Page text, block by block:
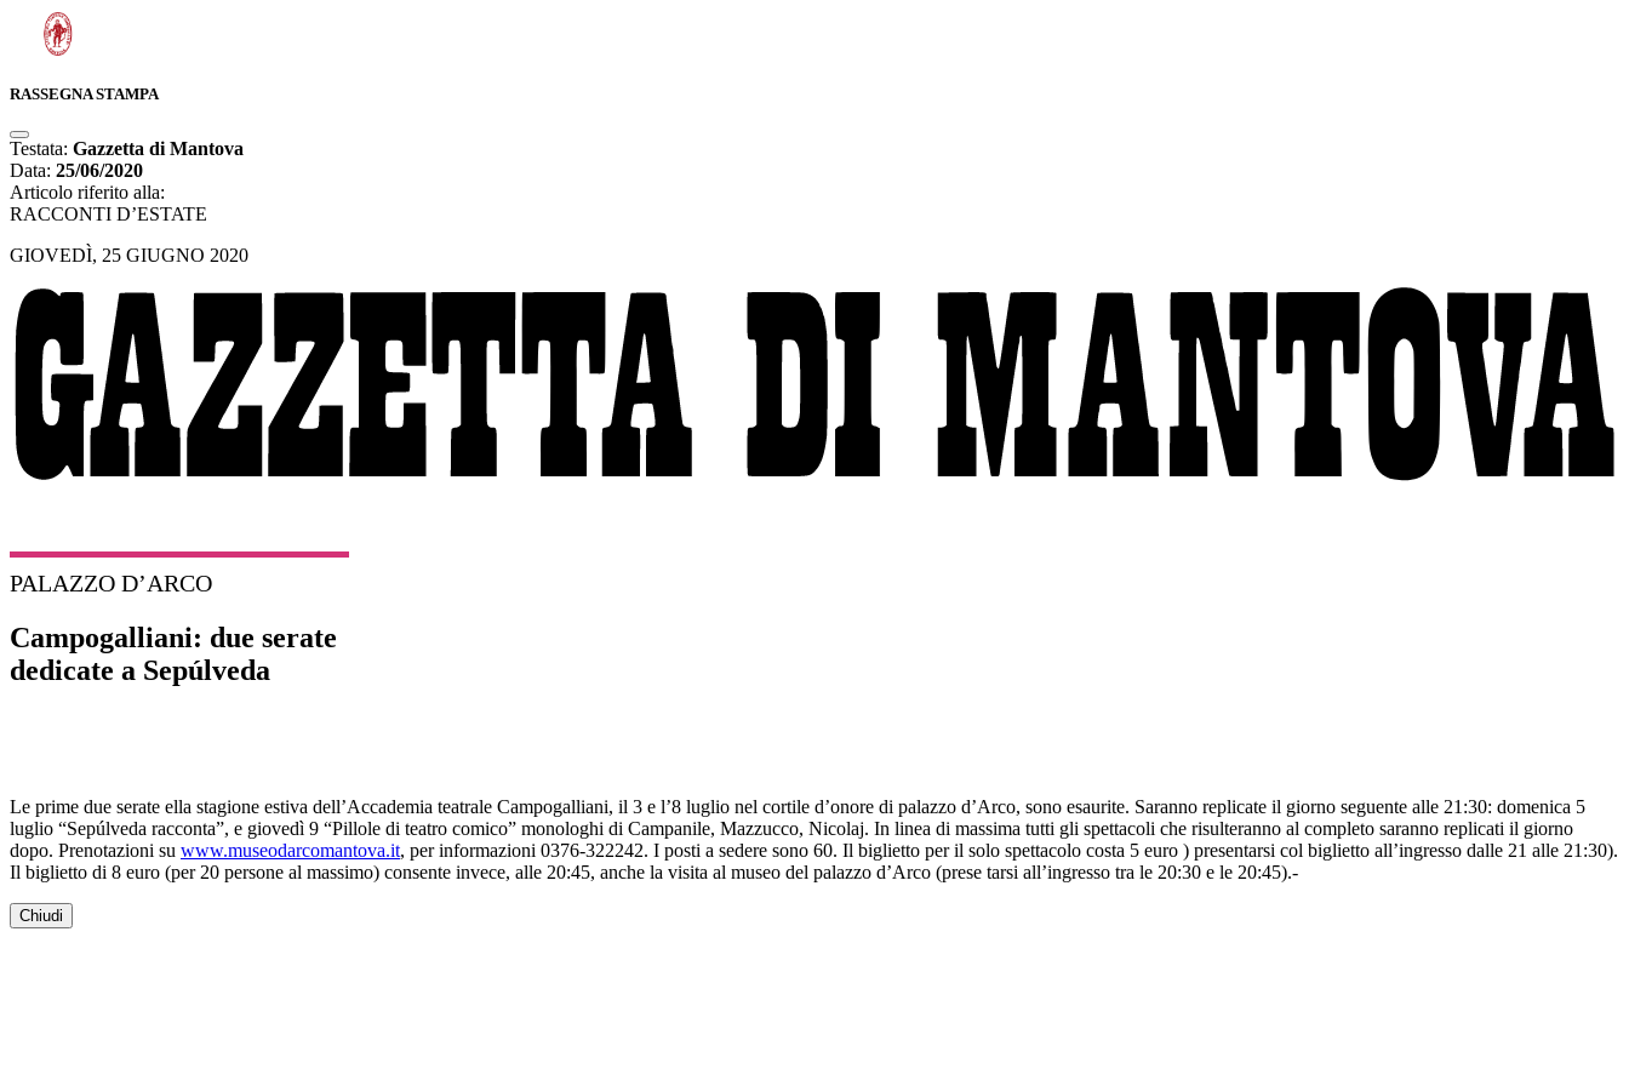
RASSEGNA STAMPA
Testata: Gazzetta di Mantova
Data: 25/06/2020
Articolo riferito alla:
RACCONTI D’ESTATE
GIOVEDÌ, 25 GIUGNO 2020
PALAZZO D’ARCO
Campogalliani: due serate
dedicate a Sepúlveda
Le prime due serate ella stagione estiva dell’Accademia teatrale Campogalliani, il 3 e l’8 luglio nel cortile d’onore di palazzo d’Arco, sono esaurite. Saranno replicate il giorno seguente alle 21:30: domenica 5
luglio “Sepúlveda racconta”, e giovedì 9 “Pillole di teatro comico” monologhi di Campanile, Mazzucco, Nicolaj. In linea di massima tutti gli spettacoli che risulteranno al completo saranno replicati il giorno
dopo. Prenotazioni su www.museodarcomantova.it, per informazioni 0376-322242. I posti a sedere sono 60. Il biglietto per il solo spettacolo costa 5 euro ) presentarsi col biglietto all’ingresso dalle 21 alle 21:30).
Il biglietto di 8 euro (per 20 persone al massimo) consente invece, alle 20:45, anche la visita al museo del palazzo d’Arco (prese tarsi all’ingresso tra le 20:30 e le 20:45).-
Chiudi